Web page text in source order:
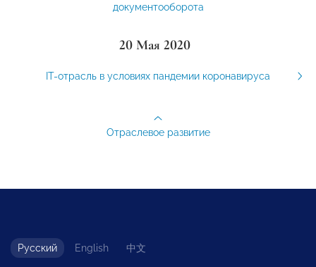
документооборота
20 Мая 2020
IT-отрасль в условиях пандемии коронавируса
Отраслевое развитие
Русский English 中文